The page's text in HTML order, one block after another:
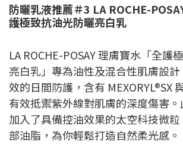
防曬乳液推薦＃3 LA ROCHE-
護極致抗油光防曬亮白乳
LA ROCHE-POSAY 理膚寶水「全護
亮白乳」專為油性及混合性肌膚設
效的日間防護，含有 MEXORYL®SX
有效抵禦紫外線對肌膚的深度傷害
加入了具備控油效果的太空科技微
部油脂，為你輕鬆打造自然柔光感。